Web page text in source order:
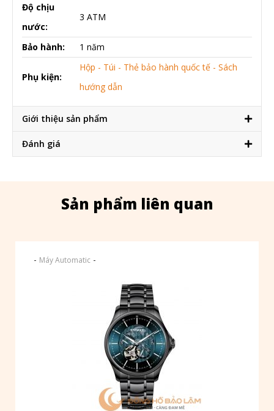
Độ chịu
nước:
3 ATM
Bảo hành: 1 năm
Phụ kiện:
Hộp - Túi - Thẻ bảo hành quốc tế - Sách
hướng dẫn
Giới thiệu sản phẩm
Đánh giá
Sản phẩm liên quan
- Máy Automatic -